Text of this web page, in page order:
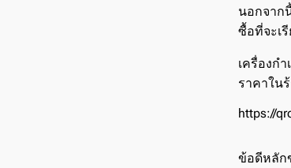
นอกจาก
ซื้อที่จะเ
เครื่องก
ราคาใน
https://
ข้อดีหลัก